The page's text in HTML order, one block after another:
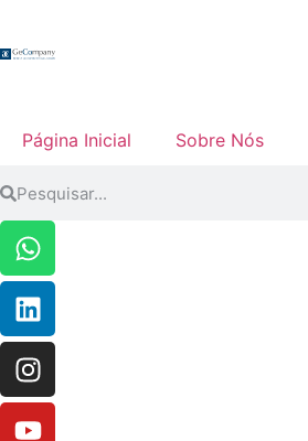
Página Inicial Sobre Nós